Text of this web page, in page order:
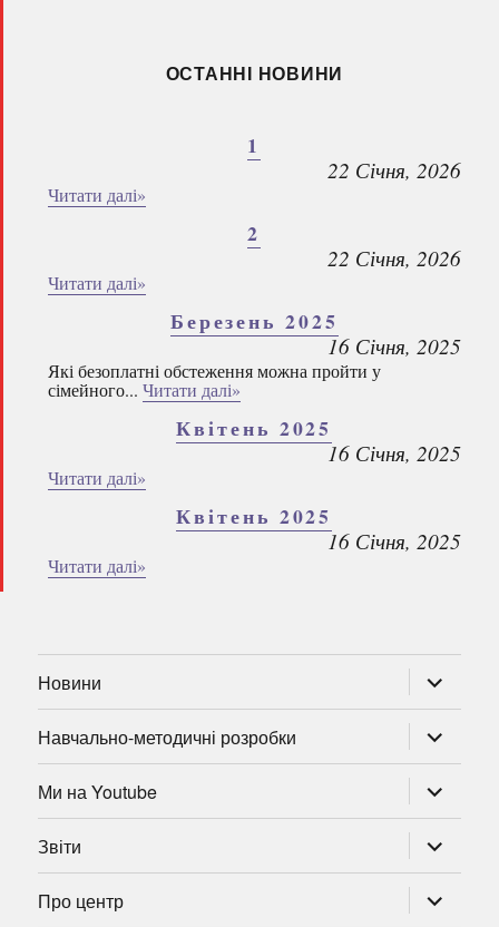
ОСТАННІ НОВИНИ
1
22 Січня, 2026
Читати далі»
2
22 Січня, 2026
Читати далі»
Березень 2025
16 Січня, 2025
Які безоплатні обстеження можна пройти у
сімейного... Читати далі»
Квітень 2025
16 Січня, 2025
Читати далі»
Квітень 2025
16 Січня, 2025
Читати далі»
Новини
підменю
Навчально-методичні розробки
підменю
Ми на Youtube
підменю
Звіти
підменю
Про центр
підменю